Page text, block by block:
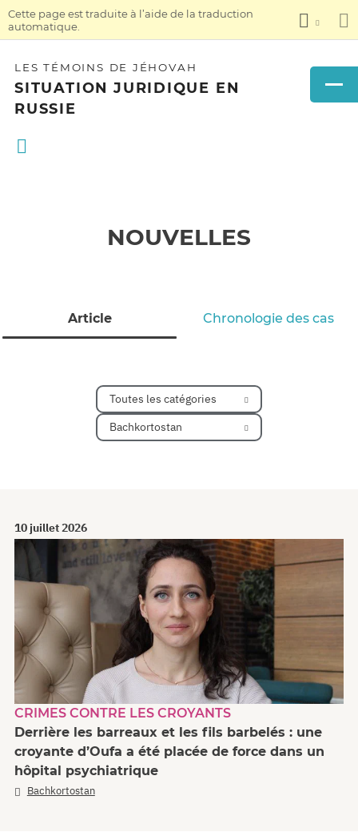
Cette page est traduite à l’aide de la traduction
automatique.
LES TÉMOINS DE JÉHOVAH
SITUATION JURIDIQUE EN
RUSSIE
NOUVELLES
Article Chronologie des cas
Toutes les catégories
Bachkortostan
10 juillet 2026
CRIMES CONTRE LES CROYANTS
Derrière les barreaux et les fils barbelés : une
croyante d’Oufa a été placée de force dans un
hôpital psychiatrique
Bachkortostan